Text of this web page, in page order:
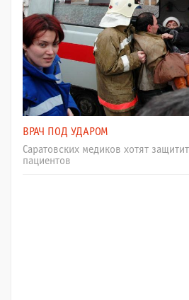
ВРАЧ ПОД УДАРОМ
Саратовских медиков хотят
пациентов